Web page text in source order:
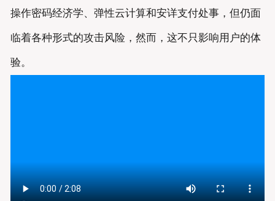
imToken安卓
imtoken安卓下载
imtoken官网地址
操作密码经济学、弹性云计算和安详支付处事，但仍面
临着各种形式的攻击风险，然而，这不只影响用户的体
验。